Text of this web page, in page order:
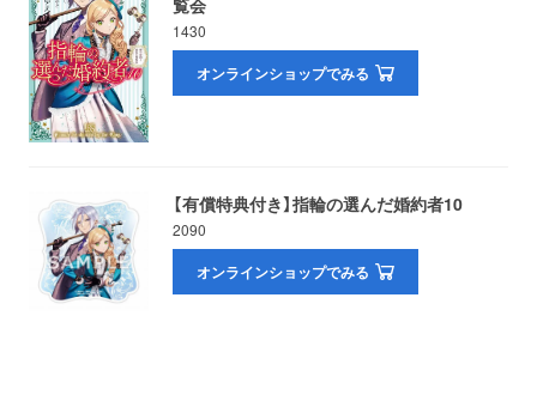
覧会
1430
オンラインショップでみる
【有償特典付き】指輪の選んだ婚約者10
2090
オンラインショップでみる
フェア
会社概要 プライバシーポリシー